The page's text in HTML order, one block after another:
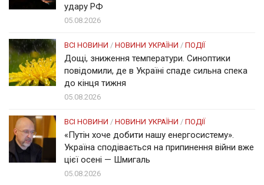
удару РФ
05.08.2026
ВСІ НОВИНИ / НОВИНИ УКРАЇНИ / ПОДІЇ
Дощі, зниження температури. Синоптики
повідомили, де в Україні спаде сильна спека
до кінця тижня
05.08.2026
ВСІ НОВИНИ / НОВИНИ УКРАЇНИ / ПОДІЇ
«Путін хоче добити нашу енергосистему».
Україна сподівається на припинення війни вже
цієї осені — Шмигаль
05.08.2026